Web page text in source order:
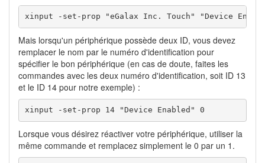
xinput -set-prop "eGalax Inc. Touch" "Device
Mais lorsqu'un périphérique possède deux ID, vous devez
remplacer le nom par le numéro d'identification pour
spécifier le bon périphérique (en cas de doute, faites les
commandes avec les deux numéro d'identification, soit ID 13
et le ID 14 pour notre exemple) :
xinput -set-prop 14 "Device Enabled" 0
Lorsque vous désirez réactiver votre périphérique, utiliser la
même commande et remplacez simplement le 0 par un 1.